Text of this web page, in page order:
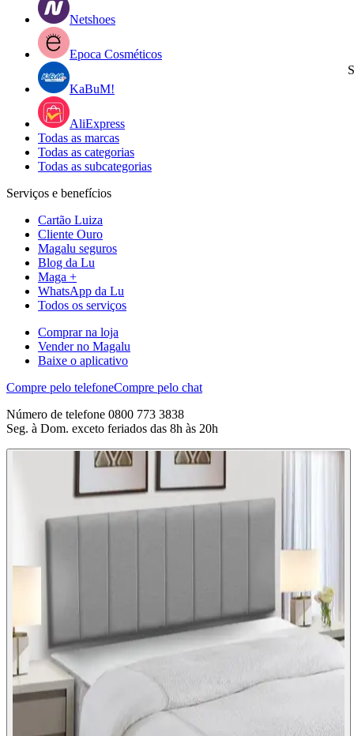
Netshoes
Epoca Cosméticos
KaBuM!
AliExpress
Todas as marcas
Todas as categorias
Todas as subcategorias
Serviços e benefícios
Cartão Luiza
Cliente Ouro
Magalu seguros
Blog da Lu
Maga +
WhatsApp da Lu
Todos os serviços
Comprar na loja
Vender no Magalu
Baixe o aplicativo
Compre pelo telefoneCompre pelo chat
Número de telefone 0800 773 3838
Seg. à Dom. exceto feriados das 8h às 20h